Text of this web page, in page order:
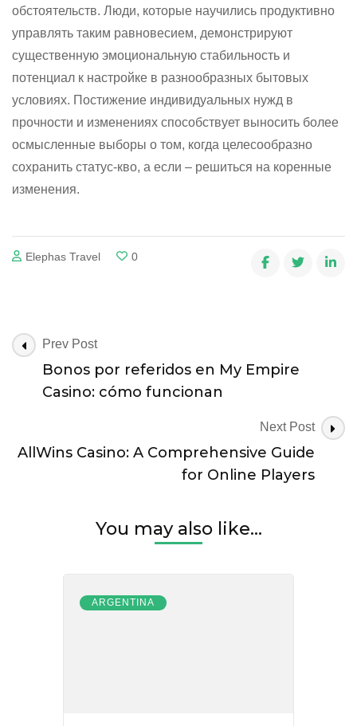
обстоятельств. Люди, которые научились продуктивно
управлять таким равновесием, демонстрируют
существенную эмоциональную стабильность и
потенциал к настройке в разнообразных бытовых
условиях. Постижение индивидуальных нужд в
прочности и изменениях способствует выносить более
осмысленные выборы о том, когда целесообразно
сохранить статус-кво, а если – решиться на коренные
изменения.
Elephas Travel 0
Post
Navigation
Prev Post
Bonos por referidos en My Empire
Casino: cómo funcionan
Next Post
AllWins Casino: A Comprehensive Guide
for Online Players
You may also like...
ARGENTINA